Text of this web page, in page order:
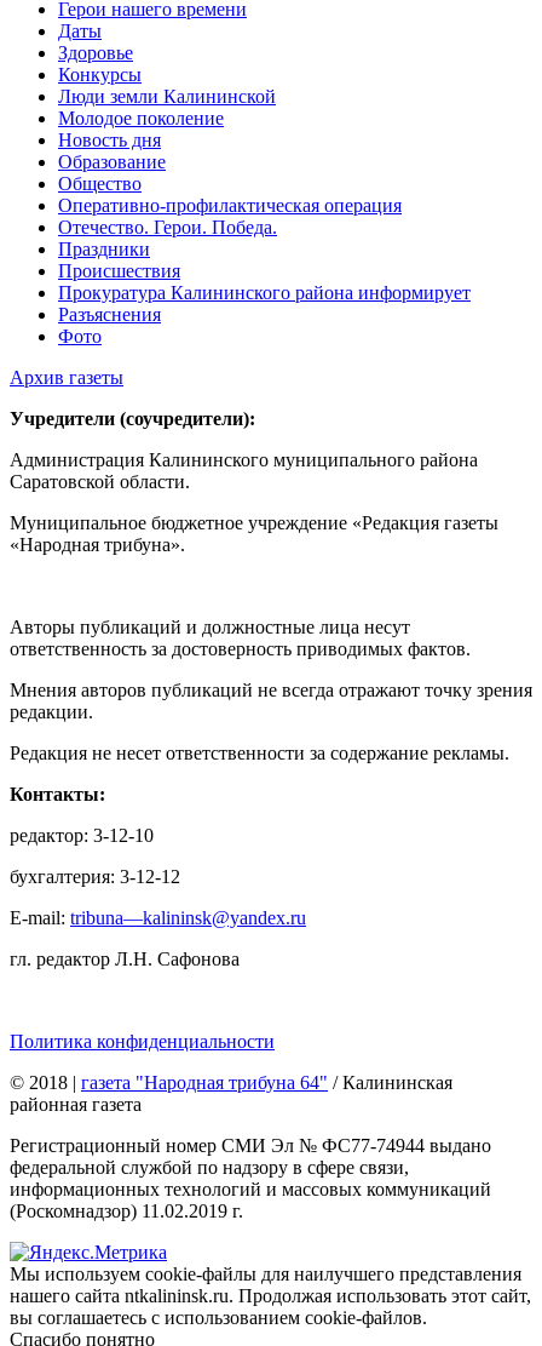
Герои нашего времени
Даты
Здоровье
Конкурсы
Люди земли Калининской
Молодое поколение
Новость дня
Образование
Общество
Оперативно-профилактическая операция
Отечество. Герои. Победа.
Праздники
Происшествия
Прокуратура Калининского района информирует
Разъяснения
Фото
Архив газеты
Учредители (соучредители):
Администрация Калининского муниципального района
Саратовской области.
Муниципальное бюджетное учреждение «Редакция газеты
«Народная трибуна».
Авторы публикаций и должностные лица несут
ответственность за достоверность приводимых фактов.
Мнения авторов публикаций не всегда отражают точку зрения
редакции.
Редакция не несет ответственности за содержание рекламы.
Контакты:
редактор: 3-12-10
бухгалтерия: 3-12-12
E-mail: tribuna—kalininsk@yandex.ru
гл. редактор Л.Н. Сафонова
Политика конфиденциальности
© 2018
газета "Народная трибуна 64" / Калининская
районная газета
Регистрационный номер СМИ Эл № ФС77-74944 выдано
федеральной службой по надзору в сфере связи,
информационных технологий и массовых коммуникаций
(Роскомнадзор) 11.02.2019 г.
Мы используем cookie-файлы для наилучшего представления
нашего сайта ntkalininsk.ru. Продолжая использовать этот сайт,
вы соглашаетесь с использованием cookie-файлов.
Спасибо понятно